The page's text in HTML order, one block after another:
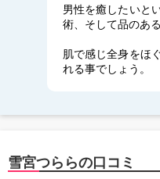
男性を癒したいと
術、そして品のある
肌で感じ全身をほ
れる事でしょう。
雪宮つららの口コミ